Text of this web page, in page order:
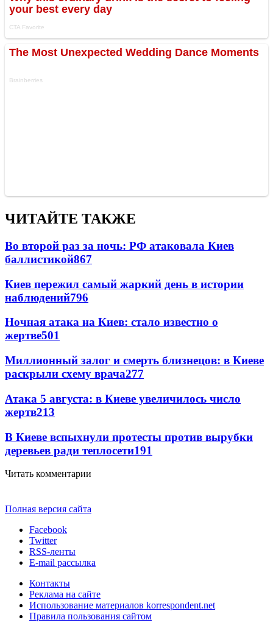
ЧИТАЙТЕ ТАКЖЕ
Во второй раз за ночь: РФ атаковала Киев
баллистикой867
Киев пережил самый жаркий день в истории
наблюдений796
Ночная атака на Киев: стало известно о
жертве501
Миллионный залог и смерть близнецов: в Киеве
раскрыли схему врача277
Атака 5 августа: в Киеве увеличилось число
жертв213
В Киеве вспыхнули протесты против вырубки
деревьев ради теплосети191
Читать комментарии
Полная версия сайта
Facebook
Twitter
RSS-ленты
E-mail рассылка
Контакты
Реклама на сайте
Использование материалов korrespondent.net
Правила пользования сайтом